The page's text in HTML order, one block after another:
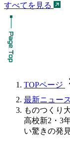
すべてを見る
TOPページ
最新ニュース
ものつくり
高校新2・3
い驚きの発